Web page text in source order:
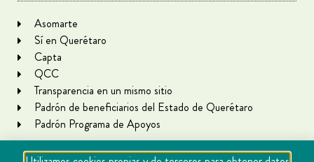
Asomarte
Sí en Querétaro
Capta
QCC
Transparencia en un mismo sitio
Padrón de beneficiarios del Estado de Querétaro
Padrón Programa de Apoyos